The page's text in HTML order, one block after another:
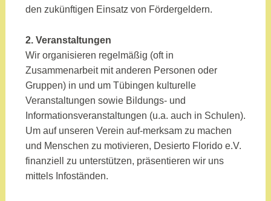
den zukünftigen Einsatz von Fördergeldern.
2. Veranstaltungen
Wir organisieren regelmäßig (oft in
Zusammenarbeit mit anderen Personen oder
Gruppen) in und um Tübingen kulturelle
Veranstaltungen sowie Bildungs- und
Informationsveranstaltungen (u.a. auch in Schulen).
Um auf unseren Verein auf-merksam zu machen
und Menschen zu motivieren, Desierto Florido e.V.
finanziell zu unterstützen, präsentieren wir uns
mittels Infoständen.